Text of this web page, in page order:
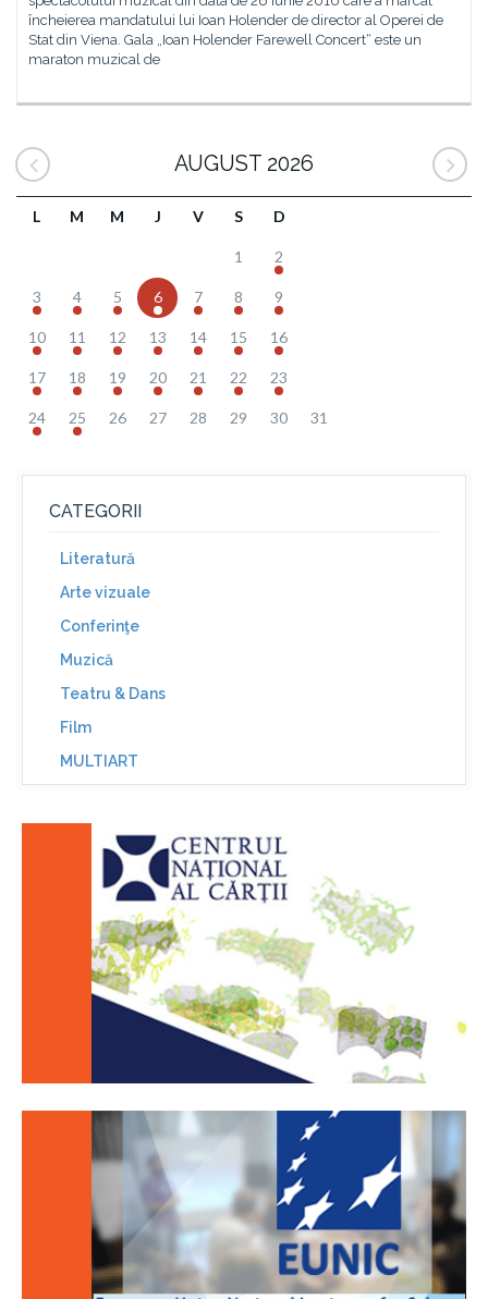
încheierea mandatului lui Ioan Holender de director al Operei de
Stat din Viena. Gala „Ioan Holender Farewell Concert“ este un
maraton muzical de
AUGUST 2026
L M M J V S D
1 2
3 4 5 6 7 8 9
10 11 12 13 14 15 16
17 18 19 20 21 22 23
24 25 26 27 28 29 30 31
CATEGORII
Literatură
Arte vizuale
Conferinţe
Muzică
Teatru & Dans
Film
MULTIART